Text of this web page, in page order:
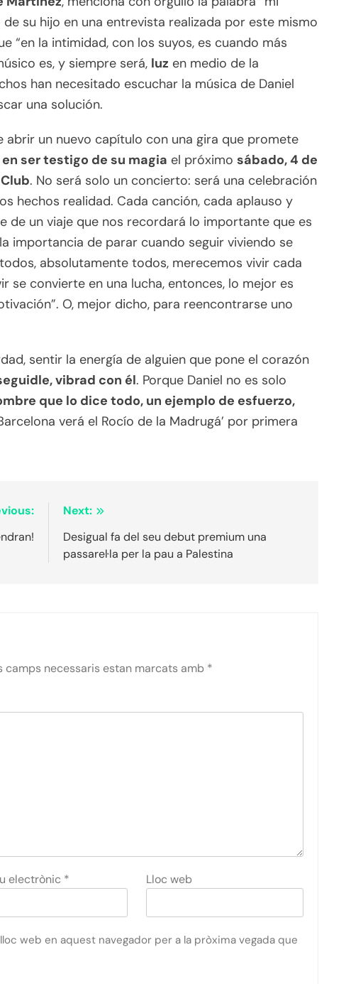
su hijo en una entrevista realizada por este mismo
“en la intimidad, con los suyos, es cuando más
es, y siempre será, luz en medio de la
han necesitado escuchar la música de Daniel
una solución.
un nuevo capítulo con una gira que promete
ser testigo de su magia el próximo sábado, 4 de
. No será solo un concierto: será una celebración
hechos realidad. Cada canción, cada aplauso y
de un viaje que nos recordará lo importante que es
importancia de parar cuando seguir viviendo se
absolutamente todos, merecemos vivir cada
se convierte en una lucha, entonces, lo mejor es
O, mejor dicho, para reencontrarse uno
sentir la energía de alguien que pone el corazón
vibrad con él. Porque Daniel no es solo
que lo dice todo, un ejemplo de esfuerzo,
verá el Rocío de la Madrugá’ por primera
Next:
Desigual fa del seu debut premium una
passarel·la per la pau a Palestina
camps necessaris estan marcats amb *
electrònic * Lloc web
web en aquest navegador per a la pròxima vegada que